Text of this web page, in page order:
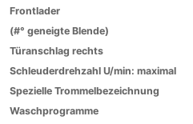
Frontlader
(#° geneigte Blende)
Türanschlag rechts
Schleuderdrehzahl U/min: maximal
Spezielle Trommelbezeichnung
Waschprogramme